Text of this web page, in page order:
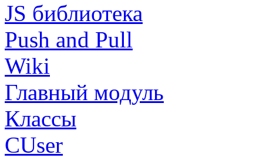
JS библиотека
Push and Pull
Wiki
Главный модуль
Классы
CUser